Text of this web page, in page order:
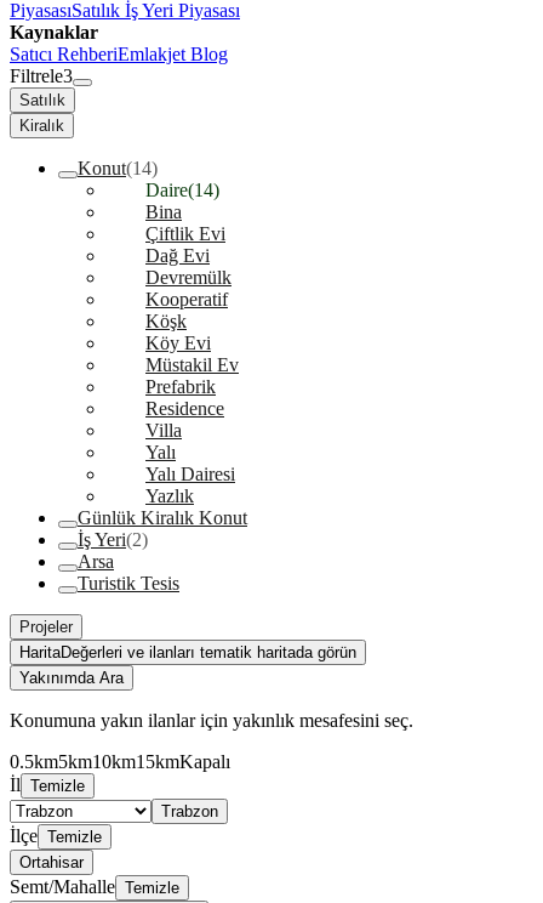
PiyasasıSatılık İş Yeri Piyasası
Kaynaklar
Satıcı RehberiEmlakjet Blog
Filtrele3
Satılık
Kiralık
Konut(14)
Daire(14)
Bina
Çiftlik Evi
Dağ Evi
Devremülk
Kooperatif
Köşk
Köy Evi
Müstakil Ev
Prefabrik
Residence
Villa
Yalı
Yalı Dairesi
Yazlık
Günlük Kiralık Konut
İş Yeri(2)
Arsa
Turistik Tesis
Projeler
HaritaDeğerleri ve ilanları tematik haritada görün
Yakınımda Ara
Konumuna yakın ilanlar için yakınlık mesafesini seç.
0.5km5km10km15kmKapalı
İl Temizle
Trabzon
İlçe Temizle
Ortahisar
Semt/Mahalle Temizle